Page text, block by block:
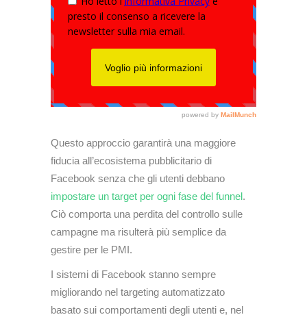
Questo approccio garantirà una maggiore
fiducia all’ecosistema pubblicitario di
Facebook senza che gli utenti debbano
impostare un target per ogni fase del funnel.
Ciò comporta una perdita del controllo sulle
campagne ma risulterà più semplice da
gestire per le PMI.
I sistemi di Facebook stanno sempre
migliorando nel targeting automatizzato
basato sui comportamenti degli utenti e, nel